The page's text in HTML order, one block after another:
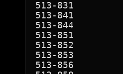
513-831
513-841
513-844
513-851
513-852
513-853
513-856